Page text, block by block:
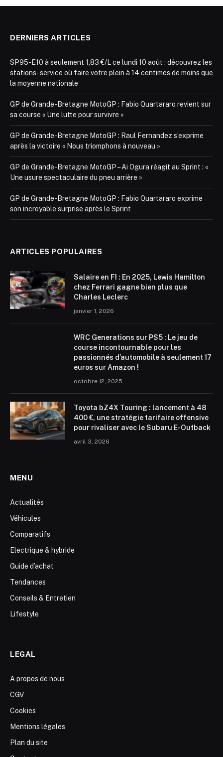
DERNIERS ARTICLES
SP95-E10 à seulement 1,83 €/L ce lundi 10 août : découvrez les
stations-service où faire votre plein à 14 centimes de moins que
la moyenne nationale
GP de Grande-Bretagne MotoGP : Fabio Quartararo revient sur
sa course « Une lutte pour survivre »
GP de Grande-Bretagne MotoGP : Raul Fernandez s’exprime
après la victoire « Nous triomphons à nouveau »
GP de Grande-Bretagne MotoGP – Ai Ogura réagit au Sprint : «
Une usure spectaculaire du pneu arrière »
GP de Grande-Bretagne MotoGP : Fabio Quartararo exprime
son incroyable surprise après le Sprint
ARTICLES POPULAIRES
Salaire en F1 : En 2025, Lewis Hamilton
chez Ferrari gagne bien plus que
Charles Leclerc
janvier 1, 2026
WRC Generations sur PS5 : Le jeu de
course incontournable pour les
passionnés d’automobile à seulement 17
euros sur Amazon !
octobre 12, 2025
Toyota bZ4X Touring : lancement à 48
400 €, une stratégie tarifaire offensive
pour rivaliser avec le Subaru E-Outback
avril 3, 2026
MENU
Actualités
Véhicules
Comparatifs
Electrique & hybride
Guide d’achat
Tendances
Conseils & Entretien
Lifestyle
LEGAL
A propos de nous
CGV
Cookies
Mentions légales
Plan du site